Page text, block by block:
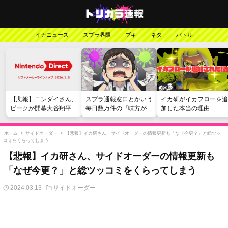
イカニュース スプラ界隈 ブキ ネタ バトル
【悲報】ニンダイさん、
ピークが開幕大谷翔平の
がっかりダイレクトだっ
たと言われてしまう
スプラ通報窓口とかいう
毎日数万件の『味方が弱
い』愚痴を読まされる苦
行
イカ研がイカフローを追
加した本当の理由
ホーム > サイドオーダー >
【悲報】イカ研さん、サイドオーダーの情報更新も「なぜ今更？」と総ツッ
コミをくらってしまう
【悲報】イカ研さん、サイドオーダーの情報更新も
「なぜ今更？」と総ツッコミをくらってしまう
2024.03.13 サイドオーダー